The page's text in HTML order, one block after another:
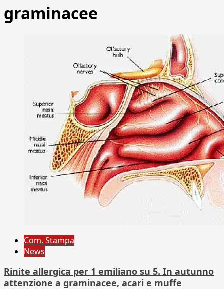
graminacee
Com. Stampa
News
Rinite allergica per 1 emiliano su 5. In autunno
attenzione a graminacee, acari e muffe